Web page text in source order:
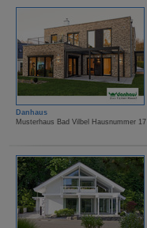
Danhaus
Musterhaus Bad Vilbel Hausnummer 17